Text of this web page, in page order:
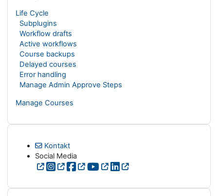
Life Cycle
Subplugins
Workflow drafts
Active workflows
Course backups
Delayed courses
Error handling
Manage Admin Approve Steps
Manage Courses
Kontakt
Social Media